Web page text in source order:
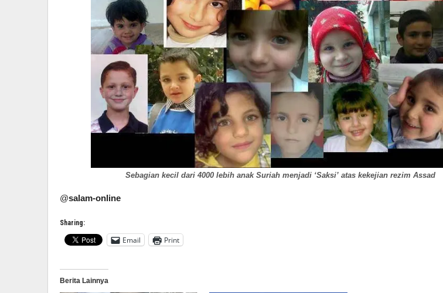
Sebagian kecil dari 4000 lebih anak Suriah menjadi ‘Saksi’ atas kekejian rezim Assad
@salam-online
Sharing:
Email Print
Berita Lainnya